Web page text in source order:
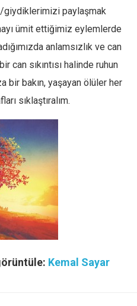
giydiklerimizi paylaşmak
ümit ettiğimiz eylemlerde
anlamsızlık ve can
can sıkıntısı halinde ruhun
bir bakın, yaşayan ölüler her
sıklaştıralım.
Kemal Sayar